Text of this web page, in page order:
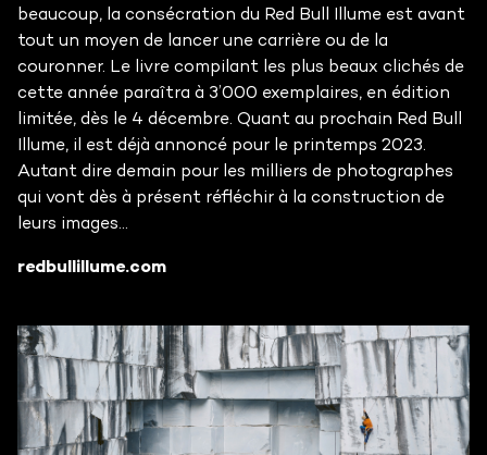
beaucoup, la consécration du Red Bull Illume est avant
tout un moyen de lancer une carrière ou de la
couronner. Le livre compilant les plus beaux clichés de
cette année paraîtra à 3’000 exemplaires, en édition
limitée, dès le 4 décembre. Quant au prochain Red Bull
Illume, il est déjà annoncé pour le printemps 2023.
Autant dire demain pour les milliers de photographes
qui vont dès à présent réfléchir à la construction de
leurs images…
redbullillume.com